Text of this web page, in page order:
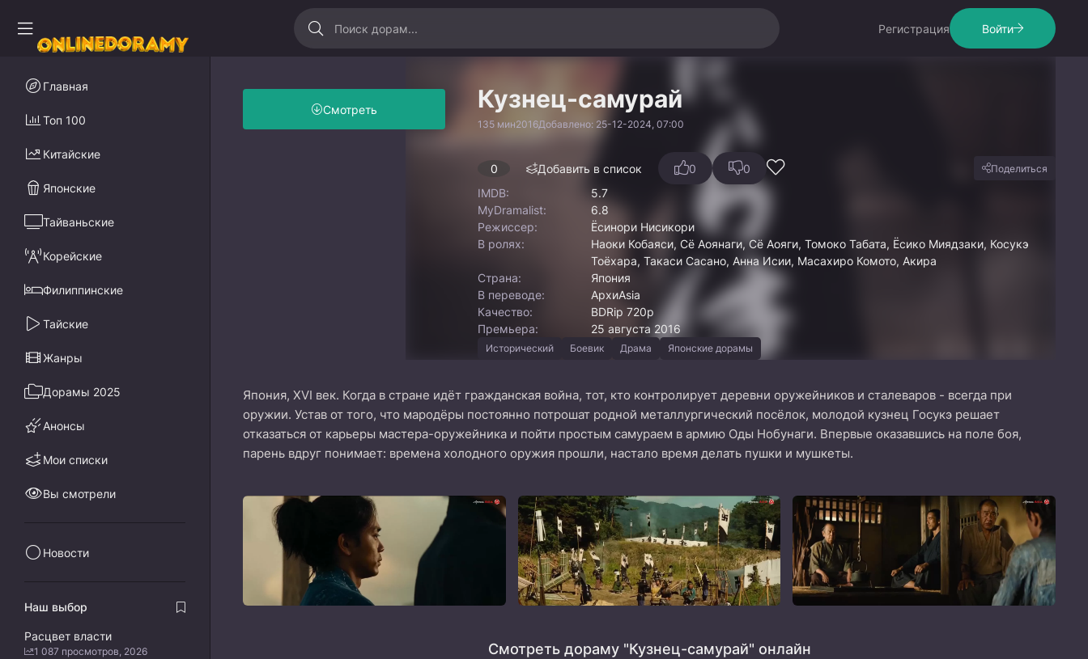
Регистрация Войти
Кузнец-самурай
135 мин2016Добавлено: 25-12-2024, 07:00
Смотреть
0 Добавить в список 0 0 Поделиться
IMDB:
5.7
MyDramalist:
6.8
Режиссер:
Ёсинори Нисикори
В ролях:
Наоки Кобаяси, Сё Аоянаги, Сё Аояги, Томоко Табата, Ёсико Миядзаки, Косукэ
Тоёхара, Такаси Сасано, Анна Исии, Масахиро Комото, Акира
Страна:
Япония
В переводе:
АрхиAsia
Качество:
BDRip 720p
Премьера:
25 августа 2016
Исторический Боевик Драма Японские дорамы
Япония, XVI век. Когда в стране идёт гражданская война, тот, кто контролирует деревни оружейников и сталеваров - всегда при
оружии. Устав от того, что мародёры постоянно потрошат родной металлургический посёлок, молодой кузнец Госукэ решает
отказаться от карьеры мастера-оружейника и пойти простым самураем в армию Оды Нобунаги. Впервые оказавшись на поле боя,
парень вдруг понимает: времена холодного оружия прошли, настало время делать пушки и мушкеты.
Смотреть дораму "Кузнец-самурай" онлайн
Главная
Топ 100
Китайские
Японские
Тайваньские
Корейские
Филиппинские
Тайские
Жанры
Дорамы 2025
Анонсы
Мои списки
Вы смотрели
Новости
Наш выбор
Расцвет власти
1 087 просмотров, 2026